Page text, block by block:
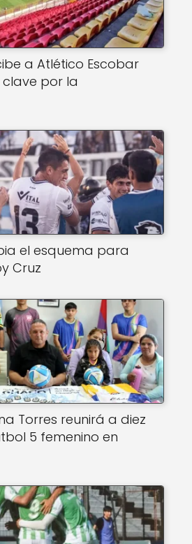
a Atlético Escobar
por la
el esquema para
Cruz
Torres reunirá a diez
5 femenino en